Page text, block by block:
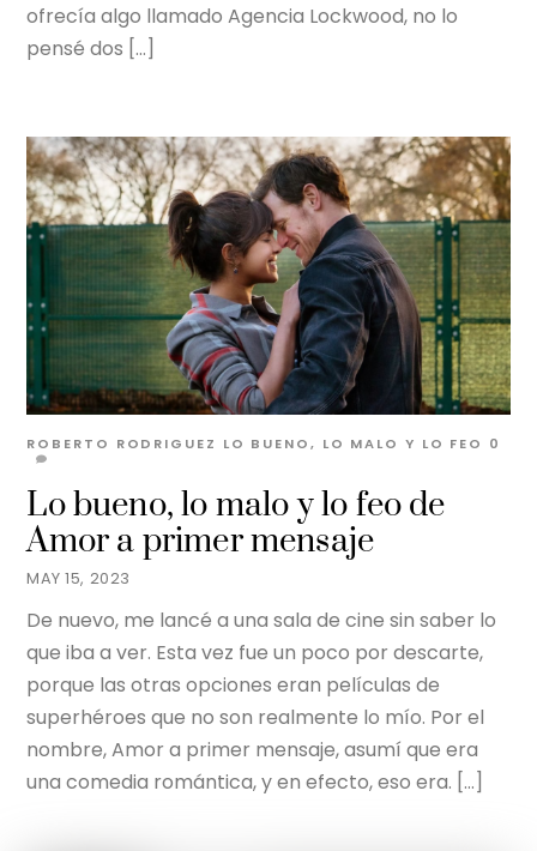
ofrecía algo llamado Agencia Lockwood, no lo
pensé dos […]
MAY 15, 2023
Lo bueno, lo malo y lo feo de
Amor a primer mensaje
ROBERTO RODRIGUEZ LO BUENO, LO MALO Y LO FEO 0
De nuevo, me lancé a una sala de cine sin saber lo
que iba a ver. Esta vez fue un poco por descarte,
porque las otras opciones eran películas de
superhéroes que no son realmente lo mío. Por el
nombre, Amor a primer mensaje, asumí que era
una comedia romántica, y en efecto, eso era. […]